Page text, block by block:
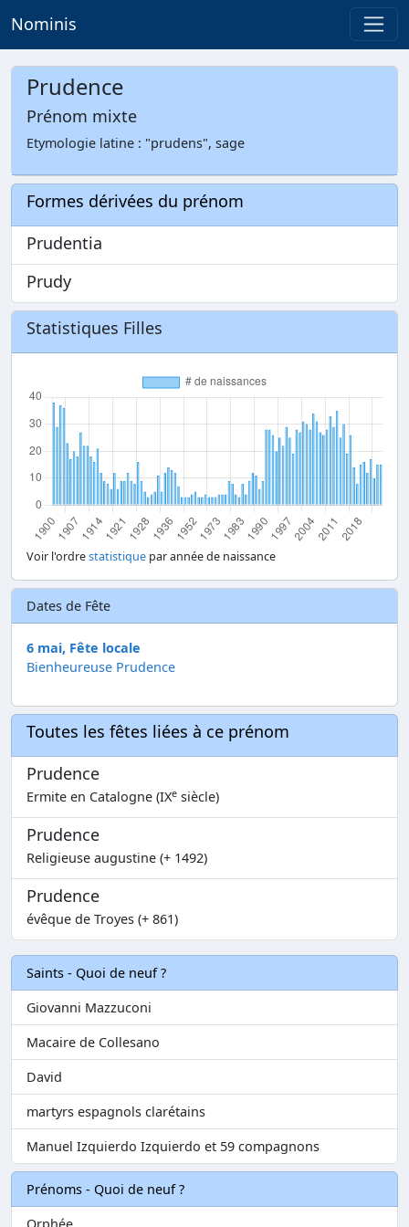
Nominis
Prudence
Prénom mixte
Etymologie latine : "prudens", sage
Formes dérivées du prénom
Prudentia
Prudy
Statistiques Filles
Voir l'ordrestatistique par année de naissance
Dates de Fête
6 mai, Fête locale
Bienheureuse Prudence
Toutes les fêtes liées à ce prénom
Prudence
Ermite en Catalogne (IXe siècle)
Prudence
Religieuse augustine (+ 1492)
Prudence
évêque de Troyes (+ 861)
Saints - Quoi de neuf ?
Giovanni Mazzuconi
Macaire de Collesano
David
martyrs espagnols clarétains
Manuel Izquierdo Izquierdo et 59 compagnons
Prénoms - Quoi de neuf ?